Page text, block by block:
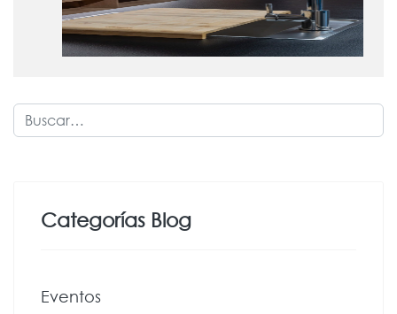
Buscar
Categorías Blog
Eventos